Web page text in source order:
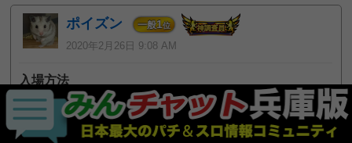
ポイズン 一般1位
2020年2月26日 9:08 AM
入場方法
整理券の有無：あり（会員カード不要）
整理券の配布方法：シャッフル抽選
配布時間：9:30